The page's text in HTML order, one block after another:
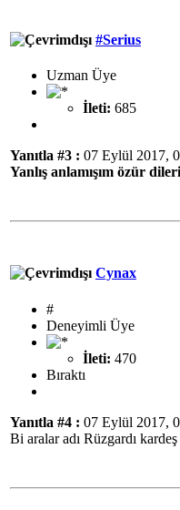
#Serius
Uzman Üye
İleti: 685
Yanıtla #3 : 07 Eylül 2017,
Yanlış anlamışım özür
Cynax
#
Deneyimli Üye
İleti: 470
Bıraktı
Yanıtla #4 : 07 Eylül 2017,
Bi aralar adı Rüzgardı kardeş